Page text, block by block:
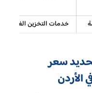
خدمات التخزين الفعلي
سعر
الأردن